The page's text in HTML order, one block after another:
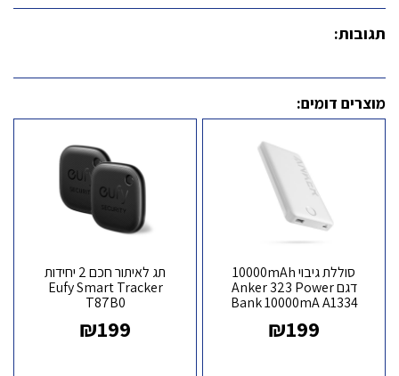
תגובות:
מוצרים דומים:
סוללת גיבוי 10000mAh
דגם Anker 323 Power
Bank 10000mA A1334
₪199
תג לאיתור חכם 2 יחידות
Eufy Smart Tracker
T87B0
₪199